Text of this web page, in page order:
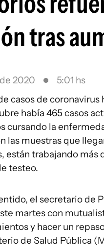
tras
2020
5:01 hs
casos de
había 465 casos
cursando la
las muestras que
están trabajando más
testeo.
el secretario de
martes con
y hacer un
de Salud Pública